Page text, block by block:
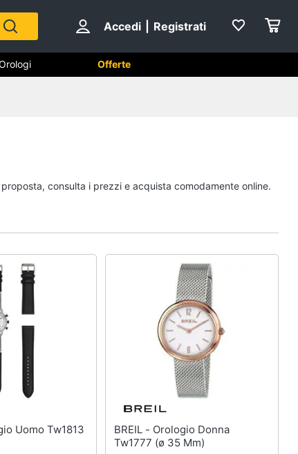
Accedi Registrati
Offerte
consulta i prezzi e acquista comodamente online.
BREIL - Orologio Donna
Tw1777 (ø 35 Mm)